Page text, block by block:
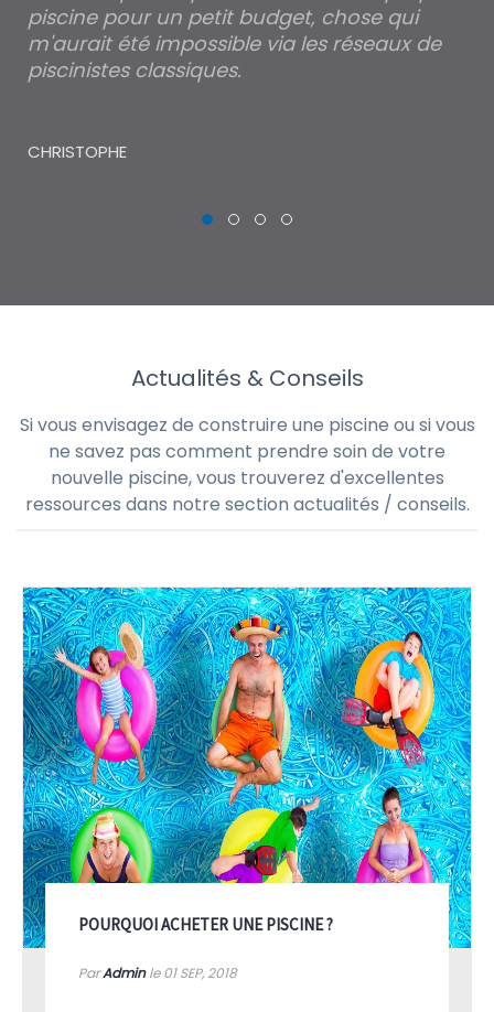
piscine pour un petit budget, chose qui
m'aurait été impossible via les réseaux de
piscinistes classiques.
CHRISTOPHE
Actualités & Conseils
Si vous envisagez de construire une piscine ou si vous
ne savez pas comment prendre soin de votre
nouvelle piscine, vous trouverez d'excellentes
ressources dans notre section actualités / conseils.
POURQUOI ACHETER UNE PISCINE ?
ParAdminle 01SEP, 2018